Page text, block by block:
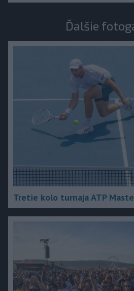
Ďalšie
Tretie kolo turnaja ATP